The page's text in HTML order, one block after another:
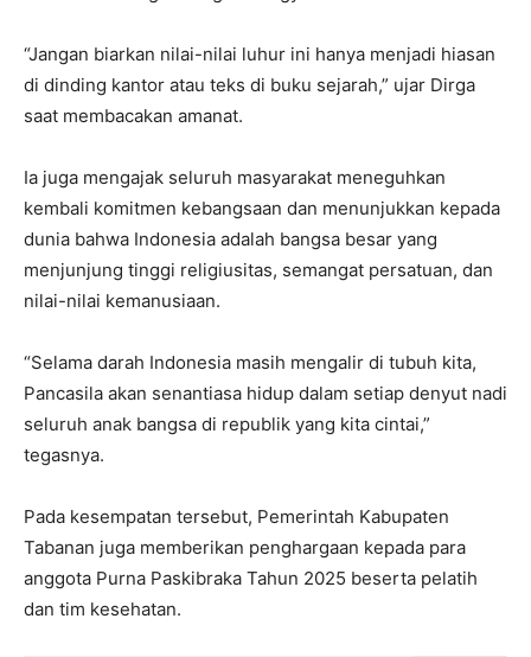
“Jangan biarkan nilai-nilai luhur ini hanya menjadi hiasan
di dinding kantor atau teks di buku sejarah,” ujar Dirga
saat membacakan amanat.
Ia juga mengajak seluruh masyarakat meneguhkan
kembali komitmen kebangsaan dan menunjukkan kepada
dunia bahwa Indonesia adalah bangsa besar yang
menjunjung tinggi religiusitas, semangat persatuan, dan
nilai-nilai kemanusiaan.
“Selama darah Indonesia masih mengalir di tubuh kita,
Pancasila akan senantiasa hidup dalam setiap denyut nadi
seluruh anak bangsa di republik yang kita cintai,”
tegasnya.
Pada kesempatan tersebut, Pemerintah Kabupaten
Tabanan juga memberikan penghargaan kepada para
anggota Purna Paskibraka Tahun 2025 beserta pelatih
dan tim kesehatan.